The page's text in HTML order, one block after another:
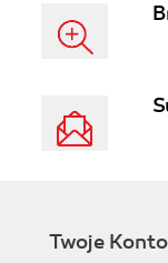
Twoje Konto